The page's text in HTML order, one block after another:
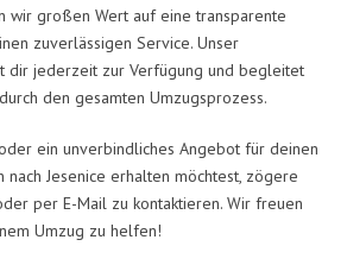
wir großen Wert auf eine transparente
zuverlässigen Service. Unser
dir jederzeit zur Verfügung und begleitet
den gesamten Umzugsprozess.
ein unverbindliches Angebot für deinen
Jesenice erhalten möchtest, zögere
per E-Mail zu kontaktieren. Wir freuen
Umzug zu helfen!